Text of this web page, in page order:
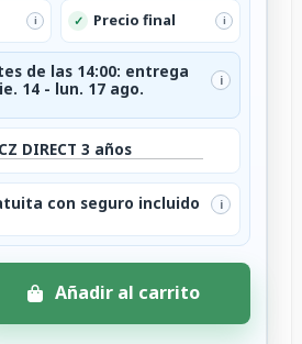
i ✓ Precio final i
de las 14:00: entrega
14 - lun. 17 ago.
i
DIRECT 3 años
con seguro incluido i
Añadir al carrito